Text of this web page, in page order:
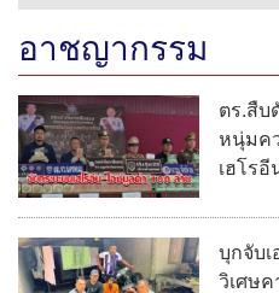
อาชญากรรม
ตร.สืบ
หนุ่มค
เฮโร
บุกจับเ
วิเศษ